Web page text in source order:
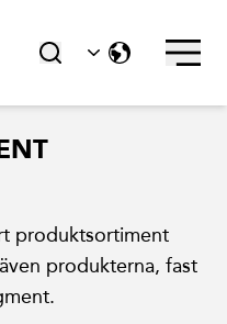
produktsortiment
produkterna, fast